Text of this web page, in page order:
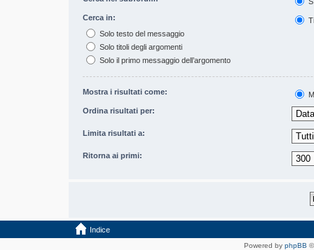
Cerca in:
Solo testo del messaggio
Solo titoli degli argomenti
Solo il primo messaggio dell’argomento
Mostra i risultati come:
Ordina risultati per:
Limita risultati a:
Ritorna ai primi:
Indice
Powered by phpBB